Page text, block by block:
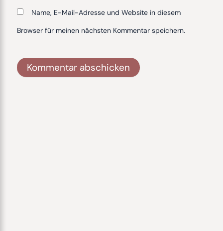
Name, E-Mail-Adresse und Website in diesem
Browser für meinen nächsten Kommentar speichern.